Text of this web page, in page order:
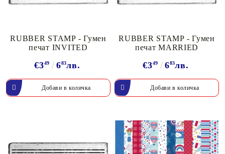
RUBBER STAMP - Гумен
печат INVITED
€349 683лв.
RUBBER STAMP - Гумен
печат MARRIED
€349 683лв.